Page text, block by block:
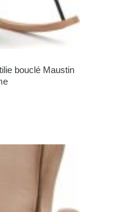
bouclé Maustin